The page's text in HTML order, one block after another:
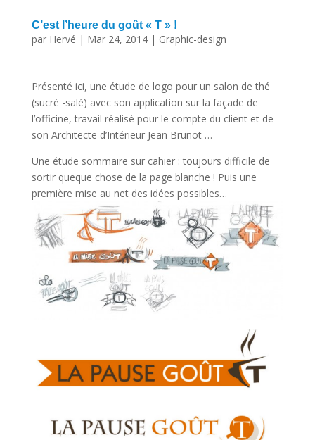
C’est l’heure du goût « T » !
par Hervé | Mar 24, 2014| Graphic-design
Présenté ici, une étude de logo pour un salon de thé
(sucré -salé) avec son application sur la façade de
l’officine, travail réalisé pour le compte du client et de
son Architecte d’Intérieur Jean Brunot …
Une étude sommaire sur cahier : toujours difficile de
sortir queque chose de la page blanche ! Puis une
première mise au net des idées possibles…